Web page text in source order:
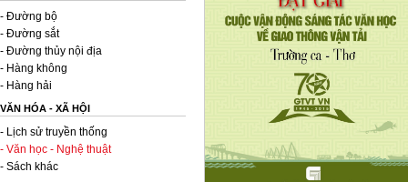
- Đường bộ
- Đường sắt
- Đường thủy nội địa
- Hàng không
- Hàng hải
VĂN HÓA - XÃ HỘI
- Lịch sử truyền thống
- Văn học - Nghệ thuật
- Sách khác